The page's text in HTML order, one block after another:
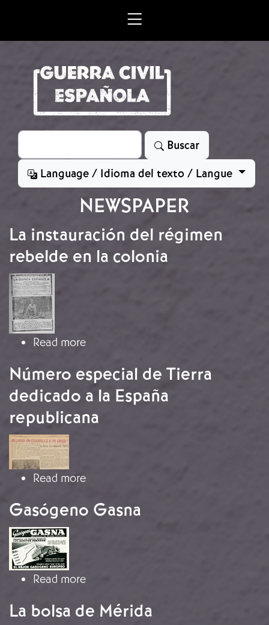
Search
Buscar
Language / Idioma del texto / Langue
NEWSPAPER
La instauración del régimen
rebelde en la colonia
Image
Read moreabout La instauración del régimen
Número especial de Tierra
dedicado a la España
republicana
Image
Read moreabout Número especial de Tierra
Gasógeno Gasna
Image
Read moreabout Gasógeno Gasna
La bolsa de Mérida